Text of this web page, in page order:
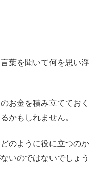
葉を聞いて何を思い浮
お金を積み立てておく
かもしれません。
のように役に立つのか
いのではないでしょう